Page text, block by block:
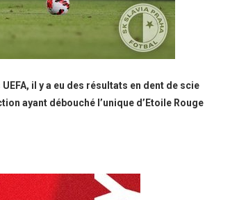
il y a eu des résultats en dent de scie
ayant débouché l’unique d’Etoile Rouge